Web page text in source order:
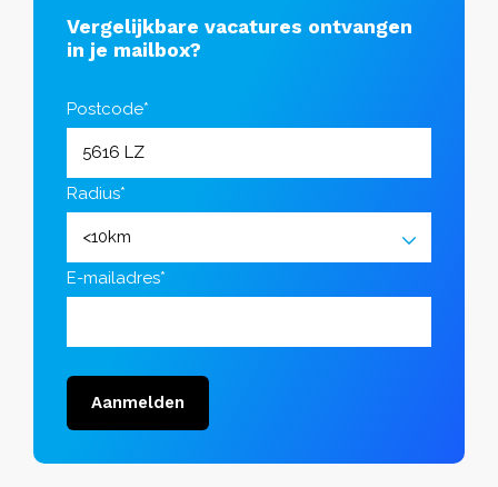
Vergelijkbare vacatures ontvangen
in je mailbox?
Postcode*
Radius*
E-mailadres*
Aanmelden